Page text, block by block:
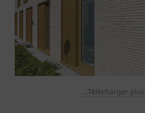
...Télécharger plus